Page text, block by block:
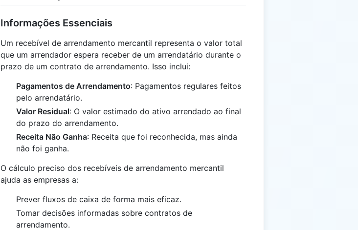
Informações Essenciais
Um recebível de arrendamento mercantil representa o valor total
que um arrendador espera receber de um arrendatário durante o
prazo de um contrato de arrendamento. Isso inclui:
Pagamentos de Arrendamento: Pagamentos regulares feitos
pelo arrendatário.
Valor Residual: O valor estimado do ativo arrendado ao final
do prazo do arrendamento.
Receita Não Ganha: Receita que foi reconhecida, mas ainda
não foi ganha.
O cálculo preciso dos recebíveis de arrendamento mercantil
ajuda as empresas a:
Prever fluxos de caixa de forma mais eficaz.
Tomar decisões informadas sobre contratos de
arrendamento.